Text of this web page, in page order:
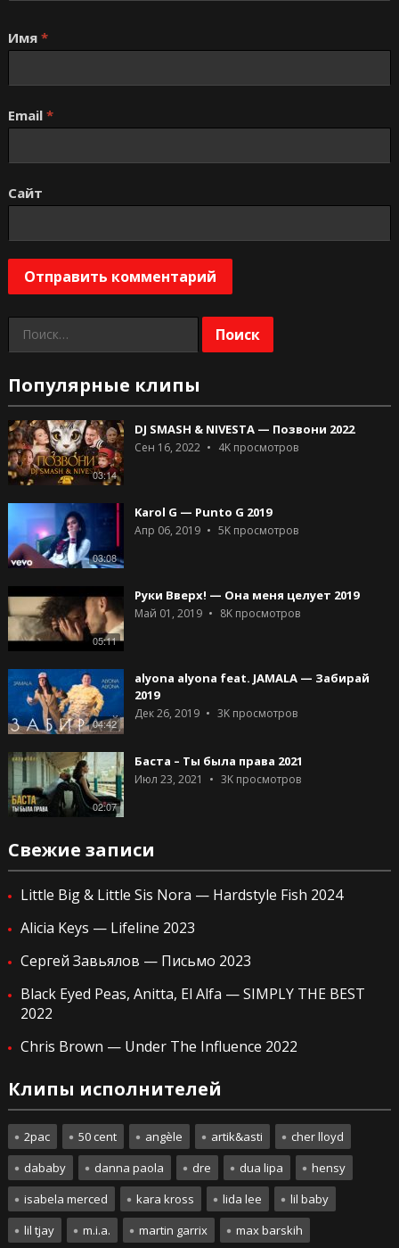
Имя *
Email *
Сайт
Найти:
Популярные клипы
03:14
DJ SMASH & NIVESTA — Позвони 2022
Сен 16, 2022 4Kпросмотров
03:08
Karol G — Punto G 2019
Апр 06, 2019 5Kпросмотров
05:11
Руки Вверх! — Она меня целует 2019
Май 01, 2019 8Kпросмотров
04:42
alyona alyona feat. JAMALA — Забирай
2019
Дек 26, 2019 3Kпросмотров
02:07
Баста – Ты была права 2021
Июл 23, 2021 3Kпросмотров
Свежие записи
Little Big & Little Sis Nora — Hardstyle Fish 2024
Alicia Keys — Lifeline 2023
Сергей Завьялов — Письмо 2023
Black Eyed Peas, Anitta, El Alfa — SIMPLY THE BEST
2022
Chris Brown — Under The Influence 2022
Клипы исполнителей
2pac 50 cent angèle artik&asti
cher lloyd
dababy
danna paola dre dua lipa
hensy
isabela merced
kara kross lida lee
lil baby
lil tjay
m.i.a. martin garrix max barskih